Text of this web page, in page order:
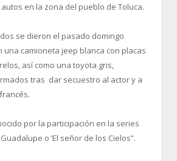
en la zona del pueblo de Toluca.
se dieron el pasado domingo
una camioneta jeep blanca con placas
así como una toyota gris,
tras dar secuestro al actor y a
por la participación en la series
o ‘El señor de los Cielos”.